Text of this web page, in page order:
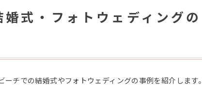
式・フォトウェディングの
チでの結婚式やフォトウェディングの事例を紹介します。